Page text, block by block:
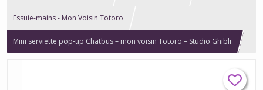
Essuie-mains - Mon Voisin Totoro
Mini serviette pop-up Chatbus – mon voisin Totoro – Studio Ghibli